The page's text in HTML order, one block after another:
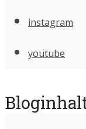
instagram
youtube